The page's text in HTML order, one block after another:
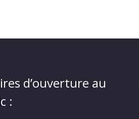
d’ouverture au
: